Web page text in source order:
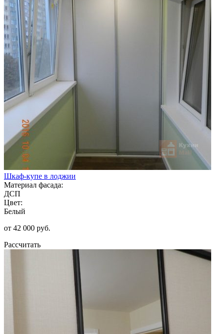
Шкаф-купе в лоджии
Материал фасада:
ДСП
Цвет:
Белый
от 42 000 руб.
Рассчитать